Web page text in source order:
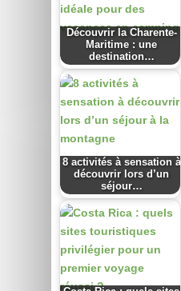
Découvrir la Charente-
Maritime : une
destination…
8 activités à sensation à
découvrir lors d’un
séjour…